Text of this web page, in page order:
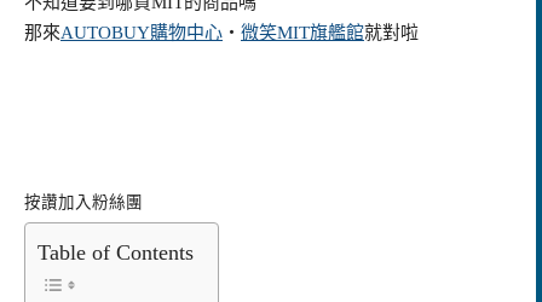
那來AUTOBUY購物中心 ‧ 微笑MIT旗艦館就對啦
按讚加入粉絲團
Table of Contents